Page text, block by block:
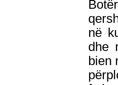
në
dhe
bien